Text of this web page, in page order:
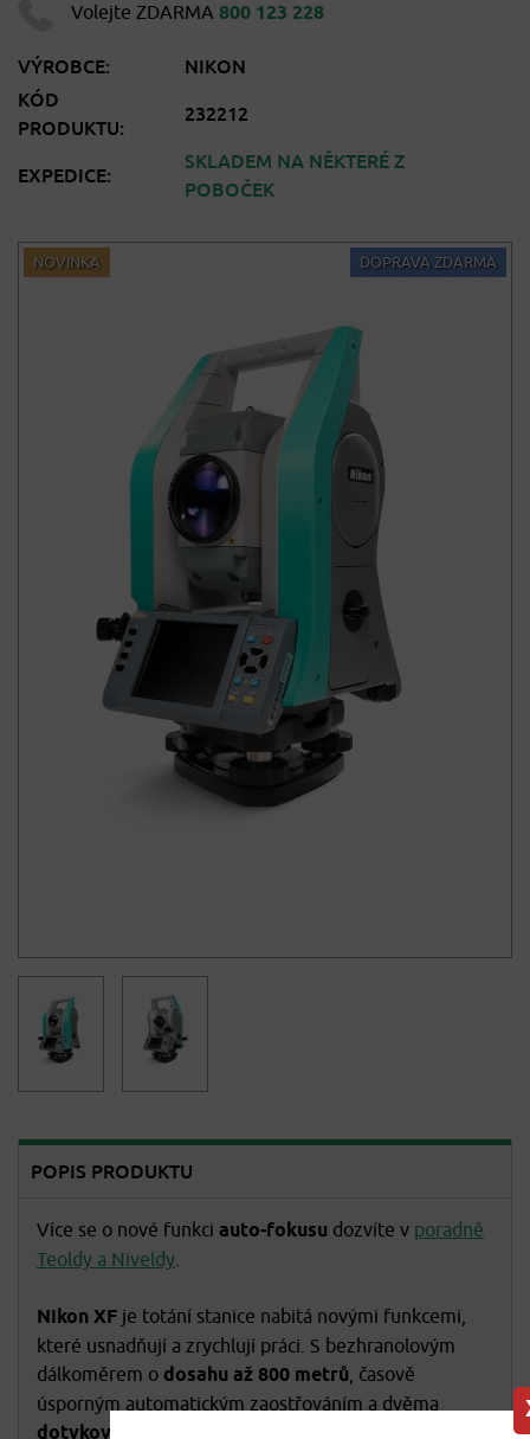
NOVINKA DOPRAVA ZDARMA
Volejte ZDARMA 800 123 228
VÝROBCE:
NIKON
KÓD
PRODUKTU:
232212
EXPEDICE:
SKLADEM NA NĚKTERÉ Z
POBOČEK
POPIS PRODUKTU
Více se o nové funkci auto-fokusu dozvíte v poradně
Teoldy a Niveldy.
Nikon XF je totání stanice nabitá novými funkcemi,
které usnadňují a zrychlují práci. S bezhranolovým
dálkoměrem o dosahu až 800 metrů, časově
úsporným automatickým zaostřováním a dvěma
dotykovými barevnými displeji